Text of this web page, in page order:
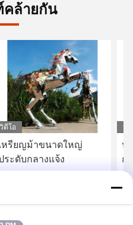
ล้ายกัน
วิดีโอ
หรียญม้าขนาดใหญ่
ระดับกลางแจ้ง
วิดี
ป
ก
เ
ป
ก